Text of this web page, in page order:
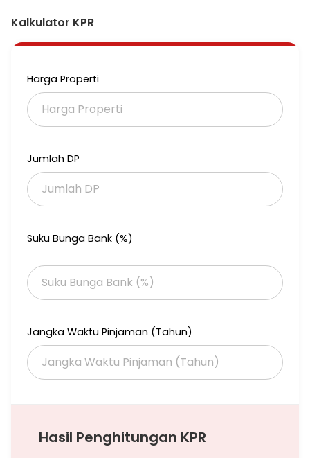
Kalkulator KPR
Harga Properti
Jumlah DP
Suku Bunga Bank (%)
Jangka Waktu Pinjaman (Tahun)
Hasil Penghitungan KPR